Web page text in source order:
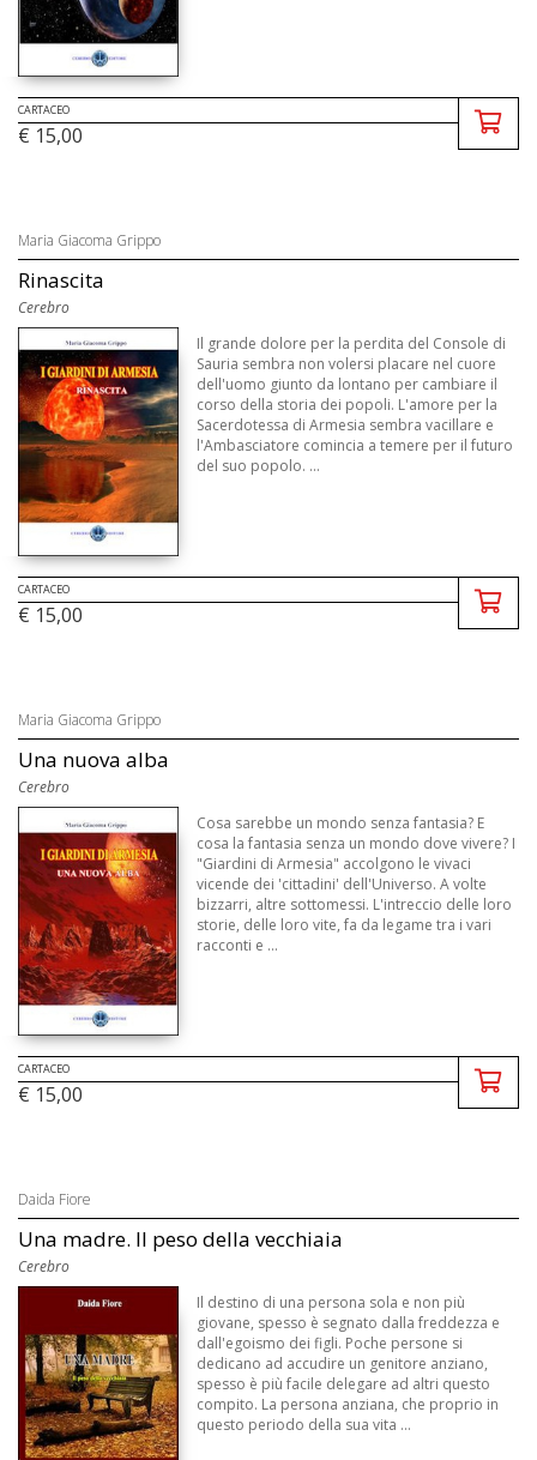
CARTACEO
€ 15,00
Maria Giacoma Grippo
Rinascita
Cerebro
Il grande dolore per la perdita del Console di
Sauria sembra non volersi placare nel cuore
dell'uomo giunto da lontano per cambiare il
corso della storia dei popoli. L'amore per la
Sacerdotessa di Armesia sembra vacillare e
l'Ambasciatore comincia a temere per il futuro
del suo popolo. ...
CARTACEO
€ 15,00
Maria Giacoma Grippo
Una nuova alba
Cerebro
Cosa sarebbe un mondo senza fantasia? E
cosa la fantasia senza un mondo dove vivere? I
"Giardini di Armesia" accolgono le vivaci
vicende dei 'cittadini' dell'Universo. A volte
bizzarri, altre sottomessi. L'intreccio delle loro
storie, delle loro vite, fa da legame tra i vari
racconti e ...
CARTACEO
€ 15,00
Daida Fiore
Una madre. Il peso della vecchiaia
Cerebro
Il destino di una persona sola e non più
giovane, spesso è segnato dalla freddezza e
dall'egoismo dei figli. Poche persone si
dedicano ad accudire un genitore anziano,
spesso è più facile delegare ad altri questo
compito. La persona anziana, che proprio in
questo periodo della sua vita ...